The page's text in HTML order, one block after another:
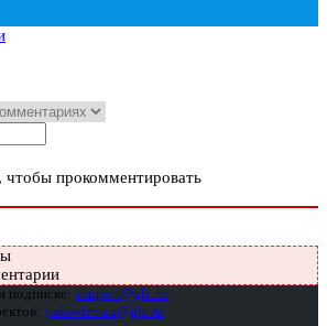
чтобы прокомментировать
подписке: support@glc.ru
yakovleva.a@glc.ru